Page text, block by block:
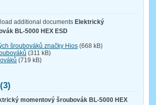
additional documents Elektrický
BL-5000 HEX ESD
šroubováků značky Hios (668 kB)
(311 kB)
(719 kB)
momentový šroubovák BL-5000 HEX